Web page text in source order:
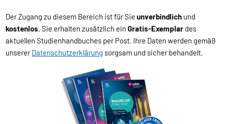
Der Zugang zu diesem Bereich ist für Sieunverbindlich und
kostenlos. Sie erhalten zusätzlich einGratis-Exemplar des
aktuellen Studienhandbuches per Post. Ihre Daten werden gemäß
unsererDatenschutzerklärung sorgsam und sicher behandelt.